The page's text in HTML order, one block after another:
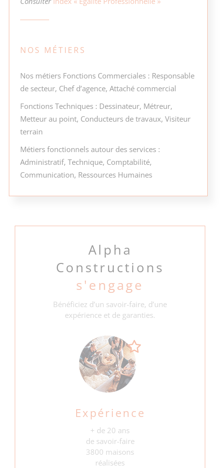
NOS MÉTIERS
Nos métiers Fonctions Commerciales : Responsable
de secteur, Chef d’agence, Attaché commercial
Fonctions Techniques : Dessinateur, Métreur,
Metteur au point, Conducteurs de travaux, Visiteur
terrain
Métiers fonctionnels autour des services :
Administratif, Technique, Comptabilité,
Communication, Ressources Humaines
Alpha
Constructions
s'engage
Bénéficiez d’un savoir-faire, d’une
expérience et de garanties.
Expérience
+ de 20 ans
de savoir-faire
3800 maisons
réalisées